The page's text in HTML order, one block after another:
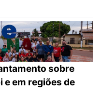
sobre
em regiões de